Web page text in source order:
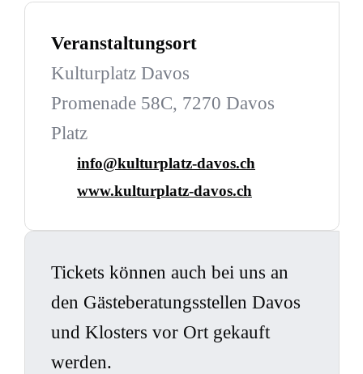
Veranstaltungsort
Kulturplatz Davos
Promenade 58C, 7270 Davos
Platz
info@kulturplatz-davos.ch
www.kulturplatz-davos.ch
Tickets können auch bei uns an
den Gästeberatungsstellen Davos
und Klosters vor Ort gekauft
werden.